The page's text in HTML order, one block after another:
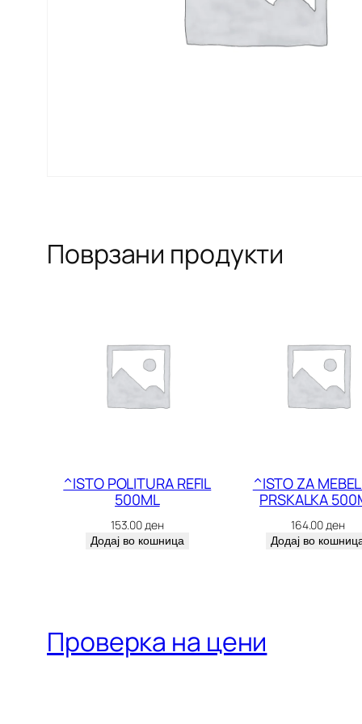
Поврзани продукти
^ISTO POLITURA REFIL
500ML
153.00 ден
Додај во кошница
^ISTO ZA
PRSKALKA
164.00 ден
Додај во
Проверка на цени